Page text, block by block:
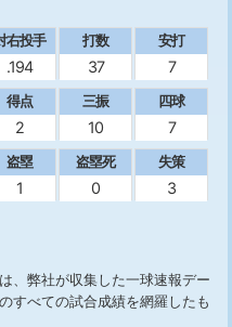
右投手
.194
打数
37
安打
7
得点
2
三振
10
四球
7
盗塁
1
盗塁死
0
失策
3
、弊社が収集した一球速報デー
すべての試合成績を網羅したも